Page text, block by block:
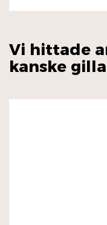
Vi hittade
kanske